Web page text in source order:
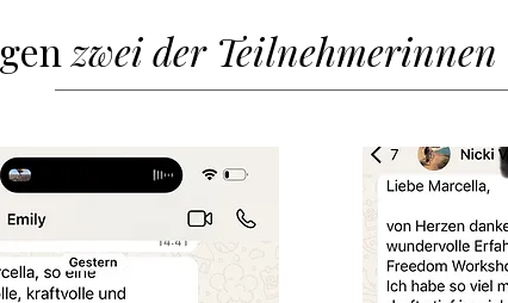
zwei der Teilnehmerinnen